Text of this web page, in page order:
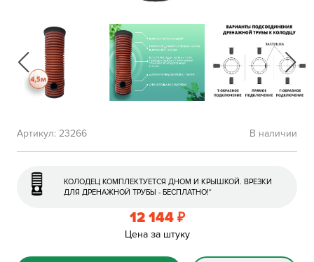
В наличии
Артикул: 23266
КОЛОДЕЦ КОМПЛЕКТУЕТСЯ ДНОМ И КРЫШКОЙ. ВРЕЗКИ
ДЛЯ ДРЕНАЖНОЙ ТРУБЫ - БЕСПЛАТНО!*
12 144 ₽
Цена за штуку